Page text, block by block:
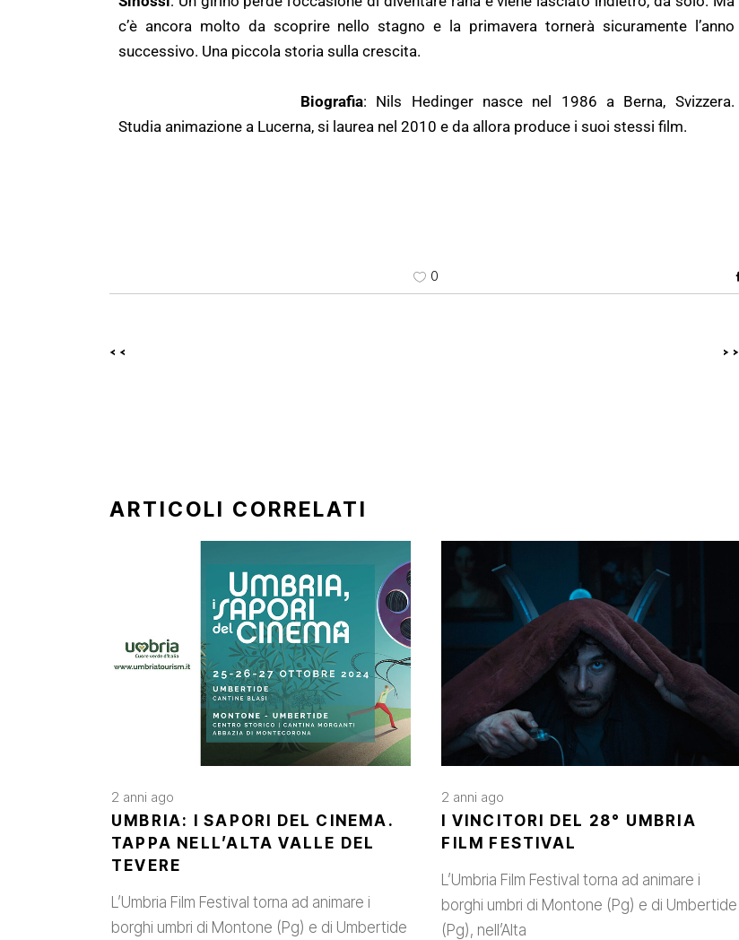
c’è ancora molto da scoprire nello stagno e la primavera tornerà sicuramente l’anno
successivo. Una piccola storia sulla crescita.
Biografia: Nils Hedinger nasce nel 1986 a Berna, Svizzera.
Studia animazione a Lucerna, si laurea nel 2010 e da allora produce i suoi stessi film.
0
<< >>
ARTICOLI CORRELATI
2 anni ago
UMBRIA: I SAPORI DEL CINEMA.
TAPPA NELL’ALTA VALLE DEL
TEVERE
L’Umbria Film Festival torna ad animare i
borghi umbri di Montone (Pg) e di Umbertide
2 anni ago
I VINCITORI DEL 28° UMBRIA
FILM FESTIVAL
L’Umbria Film Festival torna ad animare i
borghi umbri di Montone (Pg) e di Umbertide
(Pg), nell’Alta